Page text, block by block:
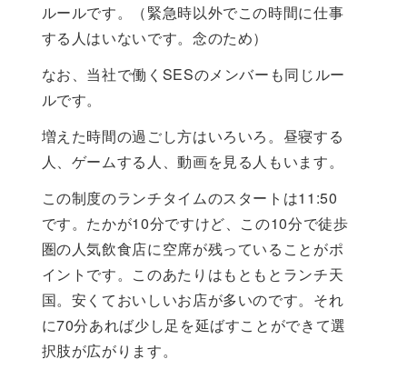
ルールです。（緊急時以外でこの時間に仕事
する人はいないです。念のため）
なお、当社で働くSESのメンバーも同じルー
ルです。
増えた時間の過ごし方はいろいろ。昼寝する
人、ゲームする人、動画を見る人もいます。
この制度のランチタイムのスタートは11:50
です。たかが10分ですけど、この10分で徒歩
圏の人気飲食店に空席が残っていることがポ
イントです。このあたりはもともとランチ天
国。安くておいしいお店が多いのです。それ
に70分あれば少し足を延ばすことができて選
択肢が広がります。